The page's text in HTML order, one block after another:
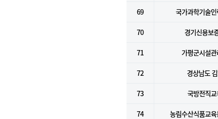
69 국가과학기술
70 경기신용보
71 가평군시설
72 경상남도
73 국방전직
74 농림수산식품교